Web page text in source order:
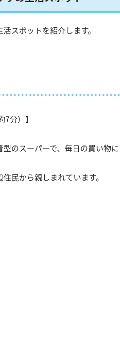
スポットを紹介します。
7分）】
のスーパーで、毎日の買い物に
民から親しまれています。